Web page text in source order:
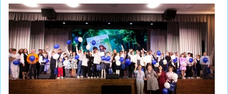
проекта
«Интеллект»